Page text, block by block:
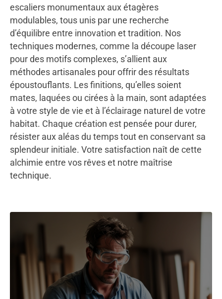
escaliers monumentaux aux étagères
modulables, tous unis par une recherche
d’équilibre entre innovation et tradition. Nos
techniques modernes, comme la découpe laser
pour des motifs complexes, s’allient aux
méthodes artisanales pour offrir des résultats
époustouflants. Les finitions, qu’elles soient
mates, laquées ou cirées à la main, sont adaptées
à votre style de vie et à l’éclairage naturel de votre
habitat. Chaque création est pensée pour durer,
résister aux aléas du temps tout en conservant sa
splendeur initiale. Votre satisfaction naît de cette
alchimie entre vos rêves et notre maîtrise
technique.